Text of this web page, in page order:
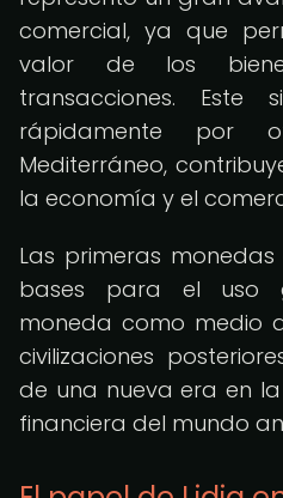
comercial, ya que
valor de los
transacciones. Este
rápidamente por
Mediterráneo,
la economía y el
Las primeras
bases para el uso
moneda como medio
civilizaciones
de una nueva era en
financiera del mundo